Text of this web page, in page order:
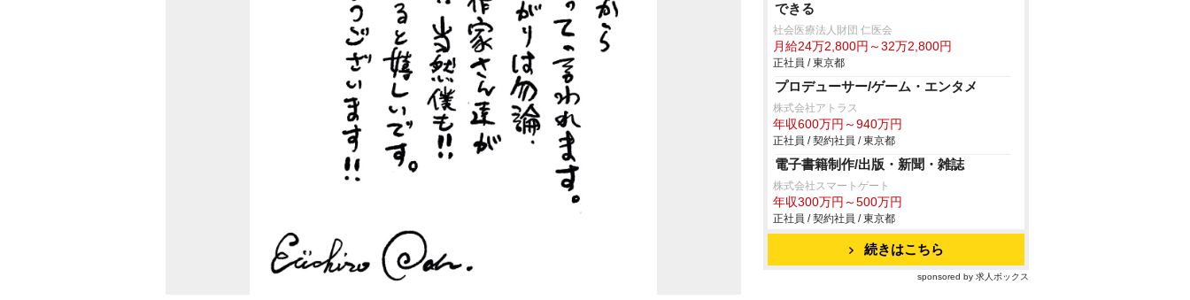
できる
社会医療法人財団 仁医会
月給24万2,800円～32万2,800円
正社員 / 東京都
プロデューサー/ゲーム・エンタメ
株式会社アトラス
年収600万円～940万円
正社員 / 契約社員 / 東京都
電子書籍制作/出版・新聞・雑誌
株式会社スマートゲート
年収300万円～500万円
正社員 / 契約社員 / 東京都
続きはこちら
sponsored by 求人ボックス